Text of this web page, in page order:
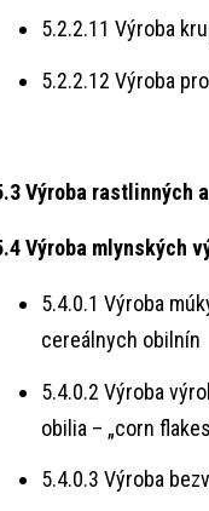
5.2.2.11 Výroba
5.2.2.12 Výroba
Výroba rastlinných
Výroba mlynských
5.4.0.1 Výroba
cereálnych obilnín
5.4.0.2 Výroba
obilia – „corn
5.4.0.3 Výroba